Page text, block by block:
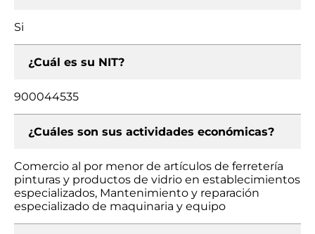
Si
¿Cuál es su NIT?
900044535
¿Cuáles son sus actividades económicas?
Comercio al por menor de artículos de ferretería
pinturas y productos de vidrio en establecimientos
especializados, Mantenimiento y reparación
especializado de maquinaria y equipo